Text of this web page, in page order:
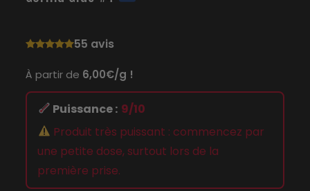
55 avis
À partir de 6,00€/g !
Puissance : 9/10
Produit très puissant : commencez par
une petite dose, surtout lors de la
première prise.